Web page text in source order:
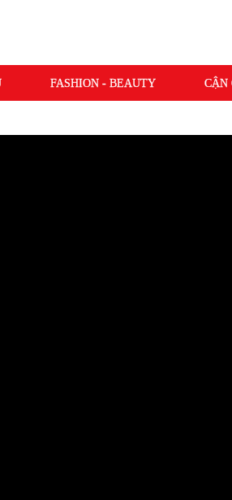
FASHION - BEAUTY CẬN